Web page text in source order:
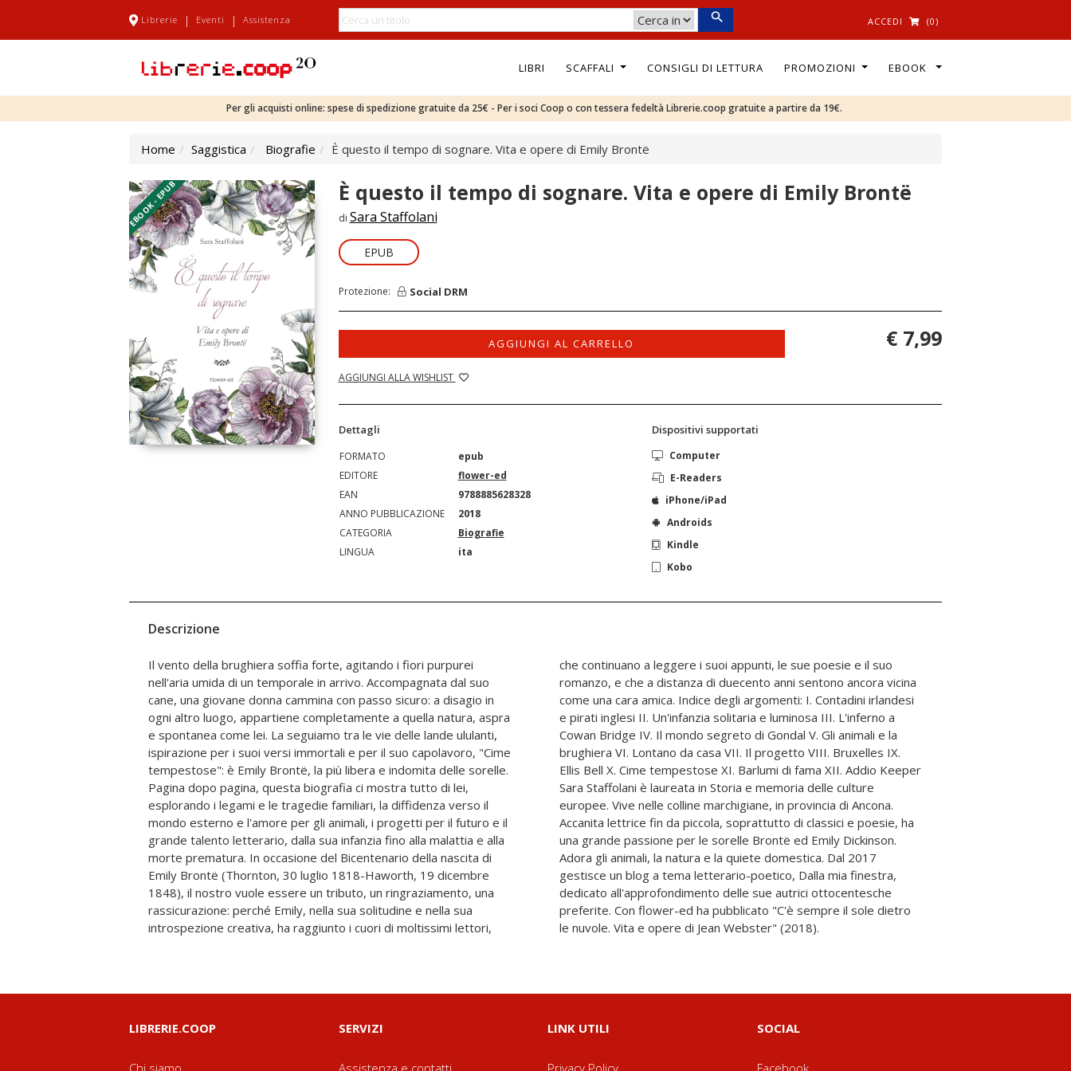
Librerie | Eventi | Assistenza ACCEDI (0)
LIBRI SCAFFALI CONSIGLI DI LETTURA PROMOZIONI EBOOK
Per gli acquisti online: spese di spedizione gratuite da 25€ - Per i soci Coop o con tessera fedeltà Librerie.coop gratuite a partire da 19€.
Home Saggistica Biografie È questo il tempo di sognare. Vita e opere di Emily Brontë
EBOOK - EPUB È questo il tempo di sognare. Vita e opere di Emily Brontë
di Sara Staffolani
EPUB
Protezione: Social DRM
AGGIUNGI AL CARRELLO
AGGIUNGI ALLA WISHLIST
€ 7,99
Dettagli
FORMATO
epub
EDITORE
flower-ed
EAN
9788885628328
ANNO PUBBLICAZIONE
2018
CATEGORIA
Biografie
LINGUA
ita
Dispositivi supportati
Computer
E-Readers
iPhone/iPad
Androids
Kindle
Kobo
Descrizione
Il vento della brughiera soffia forte, agitando i fiori purpurei
nell'aria umida di un temporale in arrivo. Accompagnata dal suo
cane, una giovane donna cammina con passo sicuro: a disagio in
ogni altro luogo, appartiene completamente a quella natura, aspra
e spontanea come lei. La seguiamo tra le vie delle lande ululanti,
ispirazione per i suoi versi immortali e per il suo capolavoro, "Cime
tempestose": è Emily Brontë, la più libera e indomita delle sorelle.
Pagina dopo pagina, questa biografia ci mostra tutto di lei,
esplorando i legami e le tragedie familiari, la diffidenza verso il
mondo esterno e l'amore per gli animali, i progetti per il futuro e il
grande talento letterario, dalla sua infanzia fino alla malattia e alla
morte prematura. In occasione del Bicentenario della nascita di
Emily Brontë (Thornton, 30 luglio 1818-Haworth, 19 dicembre
1848), il nostro vuole essere un tributo, un ringraziamento, una
rassicurazione: perché Emily, nella sua solitudine e nella sua
introspezione creativa, ha raggiunto i cuori di moltissimi lettori,
che continuano a leggere i suoi appunti, le sue poesie e il suo
romanzo, e che a distanza di duecento anni sentono ancora vicina
come una cara amica. Indice degli argomenti: I. Contadini irlandesi
e pirati inglesi II. Un'infanzia solitaria e luminosa III. L'inferno a
Cowan Bridge IV. Il mondo segreto di Gondal V. Gli animali e la
brughiera VI. Lontano da casa VII. Il progetto VIII. Bruxelles IX.
Ellis Bell X. Cime tempestose XI. Barlumi di fama XII. Addio Keeper
Sara Staffolani è laureata in Storia e memoria delle culture
europee. Vive nelle colline marchigiane, in provincia di Ancona.
Accanita lettrice fin da piccola, soprattutto di classici e poesie, ha
una grande passione per le sorelle Brontë ed Emily Dickinson.
Adora gli animali, la natura e la quiete domestica. Dal 2017
gestisce un blog a tema letterario-poetico, Dalla mia finestra,
dedicato all'approfondimento delle sue autrici ottocentesche
preferite. Con flower-ed ha pubblicato "C'è sempre il sole dietro
le nuvole. Vita e opere di Jean Webster" (2018).
LIBRERIE.COOP
Chi siamo
SERVIZI
Assistenza e contatti
LINK UTILI
Privacy Policy
SOCIAL
Facebook